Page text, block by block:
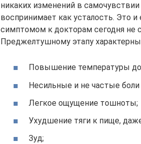
никаких изменений в
воспринимает как усталость. Это
симптомом к докторам сегодня не
Преджелтушному этапу
Повышение температуры
Несильные и не частые
Легкое ощущение тошноты;
Ухудшение тяги к пище,
Зуд;